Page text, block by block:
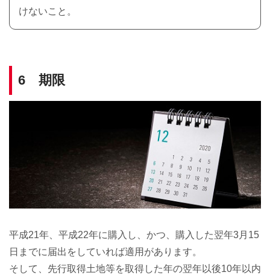
けないこと。
6 期限
平成21年、平成22年に購入し、かつ、購入した翌年3月15
日までに届出をしていれば適用があります。
そして、先行取得土地等を取得した年の翌年以後10年以内